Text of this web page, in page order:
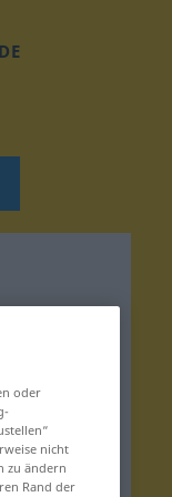
DE
oder
nicht
zu ändern
Rand der